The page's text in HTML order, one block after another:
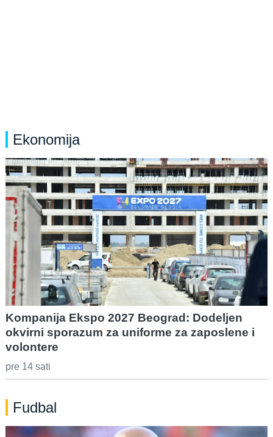
Ekonomija
Kompanija Ekspo 2027 Beograd: Dodeljen
okvirni sporazum za uniforme za zaposlene i
volontere
pre 14 sati
Fudbal